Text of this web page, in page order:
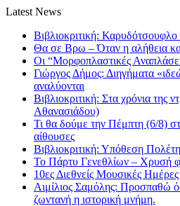
Latest News
Βιβλιοκριτική:
Θα σε Βρω – Όταν η αλήθεια
Οι “Μορφοπλαστικές
Γιώργος Δήμος: Διηγήματα
αναλύονται
Βιβλιοκριτική: Στα χρόνια της
Αθανασιάδου)
Τι θα δούμε την Πέμπτη (6/8)
αίθουσες
Βιβλιοκριτική: Υπόθεση
Το Πάρτυ Γενεθλίων – Χρυσή
10ες Διεθνείς Μουσικές
Αιμίλιος Σαμόλης: Προσπαθώ
ζωντανή η ιστορική μνήμη.